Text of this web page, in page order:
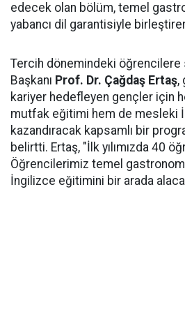
edecek olan bölüm, temel
yabancı dil garantisiyle
Tercih dönemindeki öğrencilere
Başkanı Prof. Dr. Çağdaş Ertaş,
kariyer hedefleyen gençler için
mutfak eğitimi hem de mesleki
kazandıracak kapsamlı bir
belirtti. Ertaş, "İlk yılımızda 40
Öğrencilerimiz temel
İngilizce eğitimini bir arada